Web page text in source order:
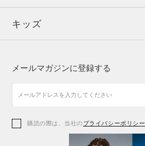
キッズ
アクセサリー
ボトムス
アクセサリー
トップス
シューズ
アクセサリー
キッズ
シューズ
メールマガジンに登録する
購読の際は、当社のプライバシーポリシー